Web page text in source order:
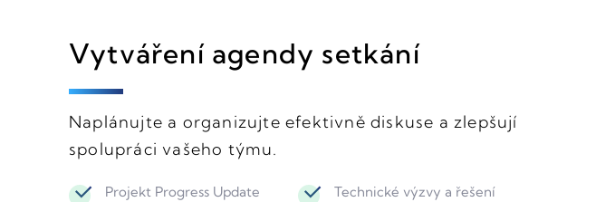
Vytváření agendy setkání
Naplánujte a organizujte efektivně diskuse a zlepšují
spolupráci vašeho týmu.
Projekt Progress Update
Technické výzvy a řešení